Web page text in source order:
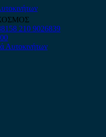
210 9026839